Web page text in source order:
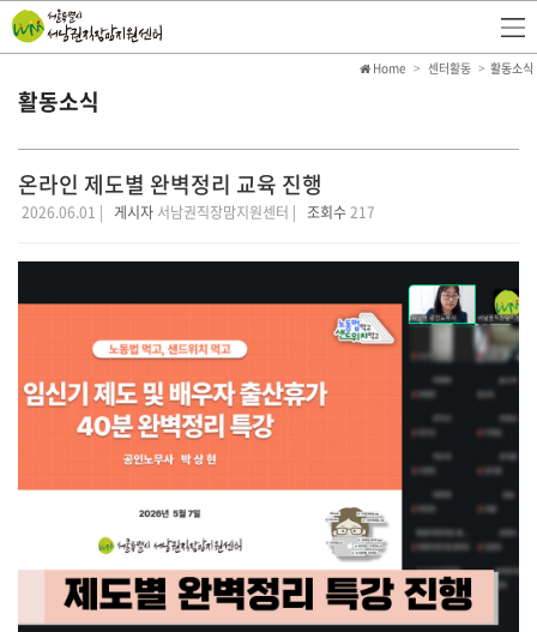
활동소식
Home 센터활동 활동소식
온라인 제도별 완벽정리 교육 진행
2026.06.01 | 게시자 서남권직장맘지원센터 | 조회수217